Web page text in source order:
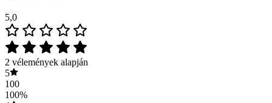
5,0
2 vélemények alapján
5
100
100%